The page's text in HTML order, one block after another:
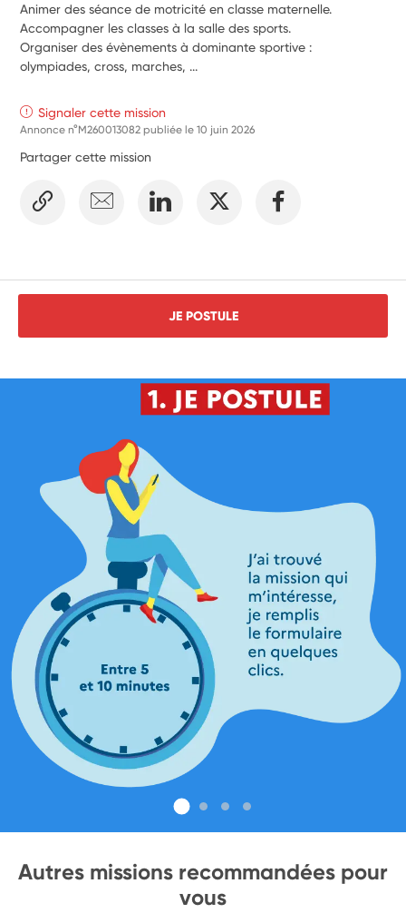
Animer des séance de motricité en classe maternelle.
Accompagner les classes à la salle des sports.
Organiser des évènements à dominante sportive :
olympiades, cross, marches, ...
Signaler cette mission
Annonce n°M260013082 publiée le10 juin 2026
Partager cette mission
JE POSTULE
Autres missions recommandées pour
vous